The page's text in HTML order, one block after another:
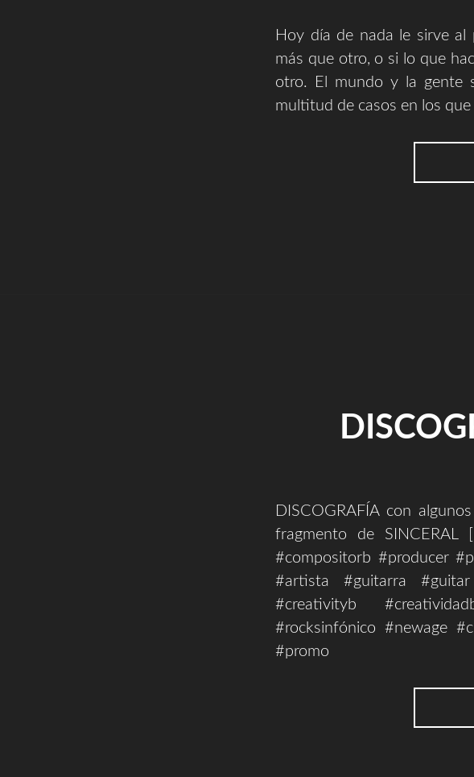
Hoy día de nada le sirve al
más que otro, o si lo que
otro. El mundo y la gente
multitud de casos en los que
DISCOGRAFÍA con
fragmento de SINCERAL
#compositorb #producer
#artista #guitarra
#creativityb
#rocksinfónico #newage
#promo